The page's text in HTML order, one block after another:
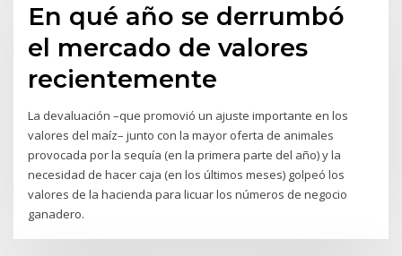
En qué año se derrumbó
el mercado de valores
recientemente
La devaluación –que promovió un ajuste importante en los
valores del maíz– junto con la mayor oferta de animales
provocada por la sequía (en la primera parte del año) y la
necesidad de hacer caja (en los últimos meses) golpeó los
valores de la hacienda para licuar los números de negocio
ganadero.